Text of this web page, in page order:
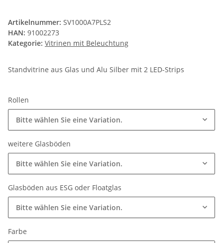
Artikelnummer: SV1000A7PLS2
HAN: 91002273
Kategorie: Vitrinen mit Beleuchtung
Standvitrine aus Glas und Alu Silber mit 2 LED-Strips
Rollen
Bitte wählen Sie eine Variation.
weitere Glasböden
Bitte wählen Sie eine Variation.
Glasböden aus ESG oder Floatglas
Bitte wählen Sie eine Variation.
Farbe